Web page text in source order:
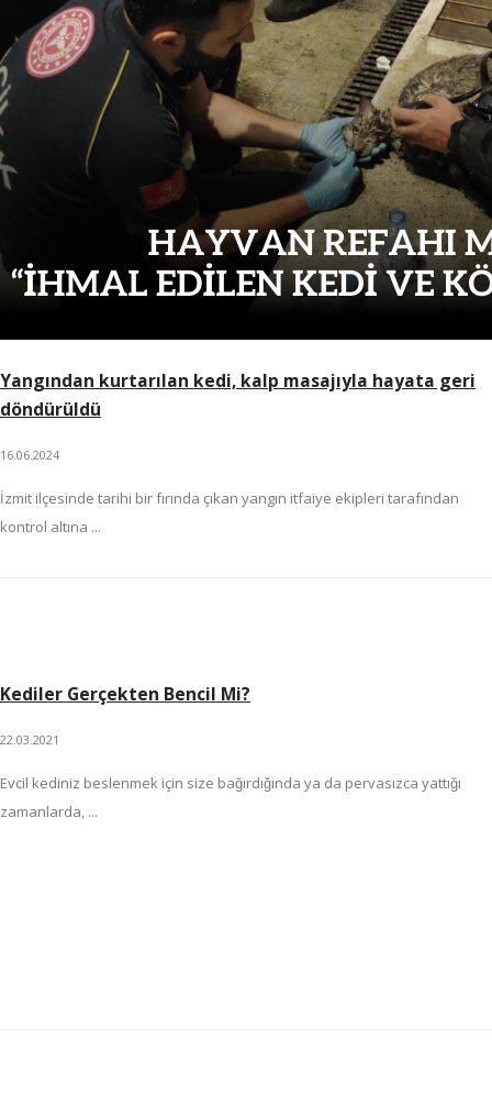
Yangından kurtarılan kedi, kalp masajıyla hayata geri
döndürüldü
16.06.2024
İzmit ilçesinde tarihi bir fırında çıkan yangın itfaiye ekipleri tarafından
kontrol altına ...
Kediler Gerçekten Bencil Mi?
22.03.2021
Evcil kediniz beslenmek için size bağırdığında ya da pervasızca yattığı
zamanlarda, ...